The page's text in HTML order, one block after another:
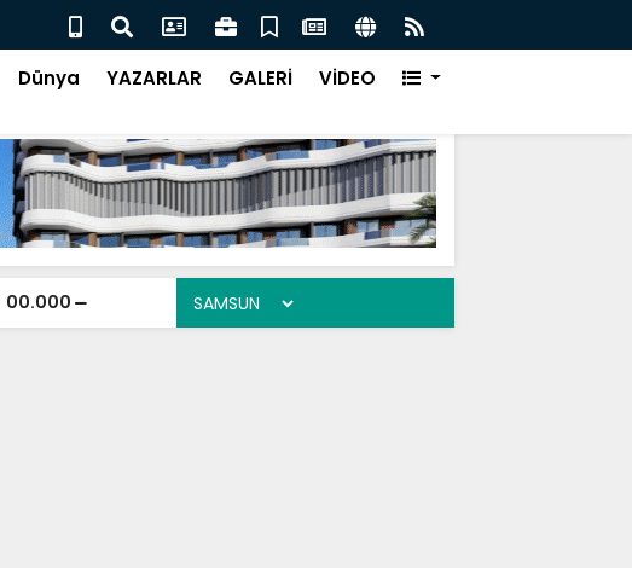
Pakistan Başbakanı İmran Han'a Ne Oldu!
Dünya YAZARLAR GALERİ VİDEO
00.000